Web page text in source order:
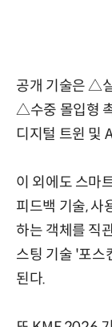
공개 기술은 △
△수중 몰입형
디지털 트윈 및
이 외에도 스마
피드백 기술, 사
하는 객체를 직
스팅 기술 '포스
된다.